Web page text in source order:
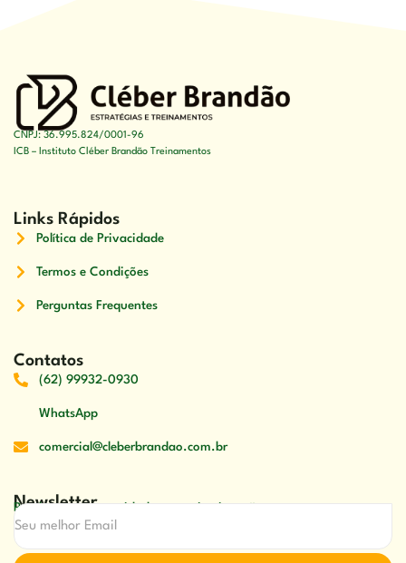
CNPJ: 36.995.824/0001-96
ICB – Instituto Cléber Brandão Treinamentos
Links Rápidos
Política de Privacidade
Termos e Condições
Perguntas Frequentes
Contatos
(62) 99932-0930
WhatsApp
comercial@cleberbrandao.com.br
Newsletter
Receber nossas novidades em primeira mão